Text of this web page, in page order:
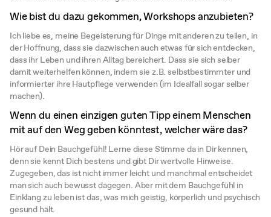
Wie bist du dazu gekommen, Workshops anzubieten?
Ich liebe es, meine Begeisterung für Dinge mit anderen zu teilen, in
der Hoffnung, dass sie dazwischen auch etwas für sich entdecken,
dass ihr Leben und ihren Alltag bereichert. Dass sie sich selber
damit weiterhelfen können, indem sie z.B. selbstbestimmter und
informierter ihre Hautpflege verwenden (im Idealfall sogar selber
machen).
Wenn du einen einzigen guten Tipp einem Menschen
mit auf den Weg geben könntest, welcher wäre das?
Hör auf Dein Bauchgefühl! Lerne diese Stimme da in Dir kennen,
denn sie kennt Dich bestens und gibt Dir wertvolle Hinweise.
Zugegeben, das ist nicht immer leicht und manchmal entscheidet
man sich auch bewusst dagegen. Aber mit dem Bauchgefühl in
Einklang zu leben ist das, was mich geistig, körperlich und psychisch
gesund hält.